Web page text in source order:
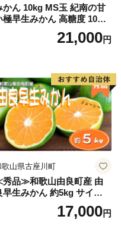
かん 10kg MS玉 紀南の甘
極早生みかん 高糖度 10月
降発送 マルチ被覆栽培
21,000円
歌山県古座川町
品≫和歌山由良町産 由
早生みかん 約5kg サイズお
かせ【sml106C】17,000円